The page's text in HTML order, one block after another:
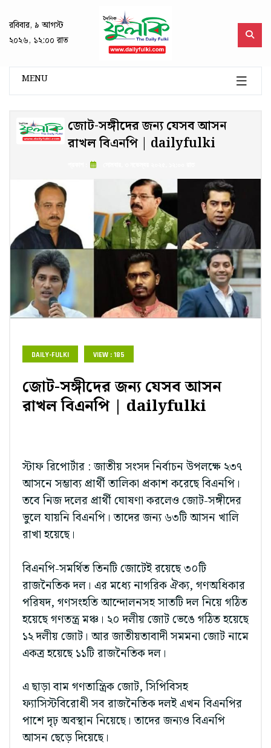
রবিবার, ৯ আগস্ট
২০২৬, ১২:০০ রাত
MENU
জোট-সঙ্গীদের জন্য যেসব আসন
রাখল বিএনপি | dailyfulki
DAILY-FULKI VIEW : 185
জোট-সঙ্গীদের জন্য যেসব আসন
রাখল বিএনপি | dailyfulki
স্টাফ রিপোর্টার : জাতীয় সংসদ নির্বাচন উপলক্ষে ২৩৭
আসনে সম্ভাব্য প্রার্থী তালিকা প্রকাশ করেছে বিএনপি।
তবে নিজ দলের প্রার্থী ঘোষণা করলেও জোট-সঙ্গীদের
ভুলে যায়নি বিএনপি। তাদের জন্য ৬৩টি আসন খালি
রাখা হয়েছে।
বিএনপি-সমর্থিত তিনটি জোটেই রয়েছে ৩০টি
রাজনৈতিক দল। এর মধ্যে নাগরিক ঐক্য, গণঅধিকার
পরিষদ, গণসংহতি আন্দোলনসহ সাতটি দল নিয়ে গঠিত
হয়েছে গণতন্ত্র মঞ্চ। ২০ দলীয় জোট ভেঙে গঠিত হয়েছে
১২ দলীয় জোট। আর জাতীয়তাবাদী সমমনা জোট নামে
একত্র হয়েছে ১১টি রাজনৈতিক দল।
এ ছাড়া বাম গণতান্ত্রিক জোট, সিপিবিসহ
ফ্যাসিস্টবিরোধী সব রাজনৈতিক দলই এখন বিএনপির
পাশে দৃঢ় অবস্থান নিয়েছে। তাদের জন্যও বিএনপি
আসন ছেড়ে দিয়েছে।